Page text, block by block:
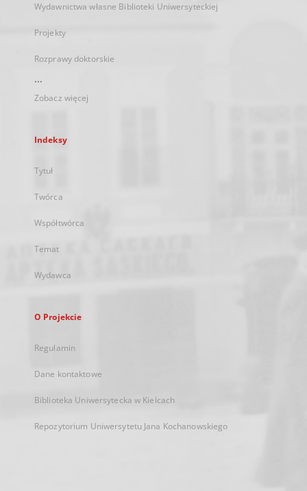
Wydawnictwa własne Biblioteki Uniwersyteckiej
Projekty
Rozprawy doktorskie
...
Zobacz więcej
Indeksy
Tytuł
Twórca
Współtwórca
Temat
Wydawca
O Projekcie
Regulamin
Dane kontaktowe
Biblioteka Uniwersytecka w Kielcach
Repozytorium Uniwersytetu Jana Kochanowskiego